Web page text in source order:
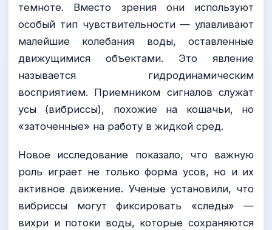
темноте. Вместо зрения они используют
особый тип чувствительности — улавливают
малейшие колебания воды, оставленные
движущимися объектами. Это явление
называется гидродинамическим
восприятием. Приемником сигналов служат
усы (вибриссы), похожие на кошачьи, но
«заточенные» на работу в жидкой сред.
Новое исследование показало, что важную
роль играет не только форма усов, но и их
активное движение. Ученые установили, что
вибриссы могут фиксировать «следы» —
вихри и потоки воды, которые сохраняются